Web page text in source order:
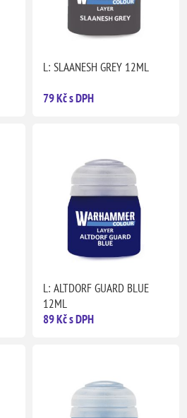
L: SLAANESH GREY 12ML
79 Kč s DPH
L: ALTDORF GUARD BLUE
12ML
89 Kč s DPH